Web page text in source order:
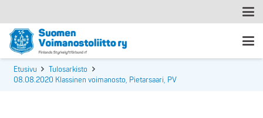
Etusivu
Tulosarkisto
08.08.2020 Klassinen voimanosto, Pietarsaari, PV